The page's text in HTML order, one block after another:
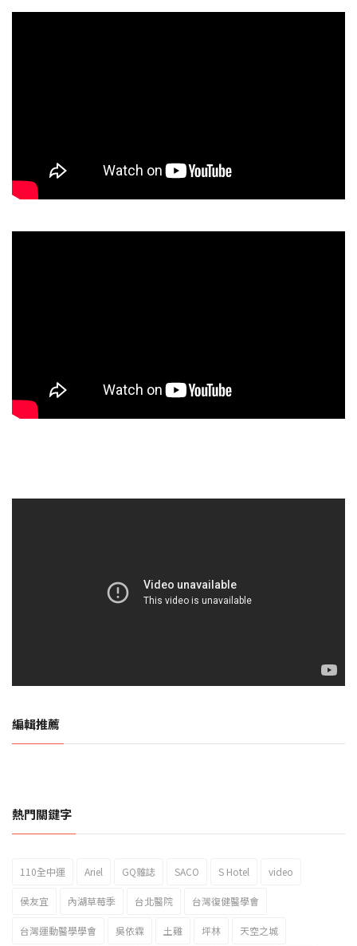
編輯推薦
2023新北市北海岸國際風箏節「風在石起」霸氣回歸
熱門關鍵字
110全中運 Ariel GQ雜誌 SACO S Hotel video
侯友宜 內湖草莓季 台北醫院 台灣復健醫學會
台灣運動醫學學會 吳依霖 土雞 坪林 天空之城